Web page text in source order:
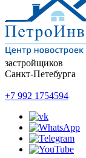
застройщиков
Санкт-Петебурга
+7 992 1754594